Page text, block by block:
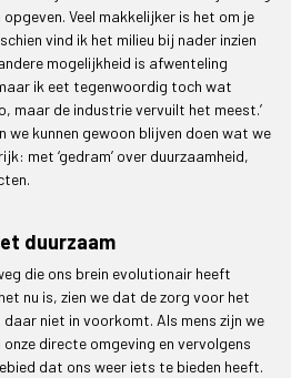
Veel makkelijker is het om je
vind ik het milieu bij nader inzien
mogelijkheid is afwenteling
ik eet tegenwoordig toch wat
maar de industrie vervuilt het meest.’
we kunnen gewoon blijven doen wat we
met ‘gedram’ over duurzaamheid,
duurzaam
die ons brein evolutionair heeft
nu is, zien we dat de zorg voor het
niet in voorkomt. Als mens zijn we
directe omgeving en vervolgens
dat ons weer iets te bieden heeft.